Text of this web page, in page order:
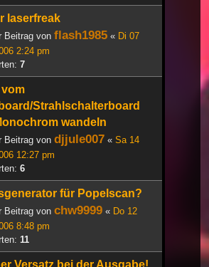
laserfreak
Beitrag von flash1985 « Di 07
2:24 pm
7
vom
Strahlschalterboard
wandeln
Beitrag von djjule007 « Sa 14
12:27 pm
6
für Popelscan?
Beitrag von chw9999 « Do 12
8:48 pm
11